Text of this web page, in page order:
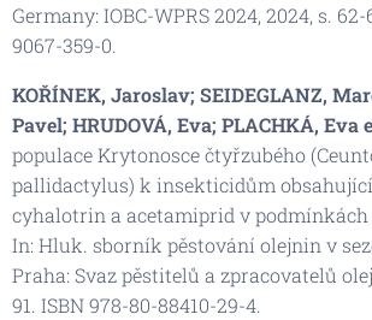
Germany: IOBC-WPRS 2024, 2024, s.
9067-359-0.
KOŘÍNEK, Jaroslav; SEIDEGLANZ,
Pavel; HRUDOVÁ, Eva; PLACHKÁ, Eva
populace Krytonosce čtyřzubého
pallidactylus) k insekticidům
cyhalotrin a acetamiprid v podmínkách
In: Hluk. sborník pěstování olejnin v
Praha: Svaz pěstitelů a zpracovatelů
91. ISBN 978-80-88410-29-4.